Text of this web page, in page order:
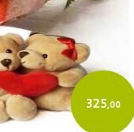
325,00